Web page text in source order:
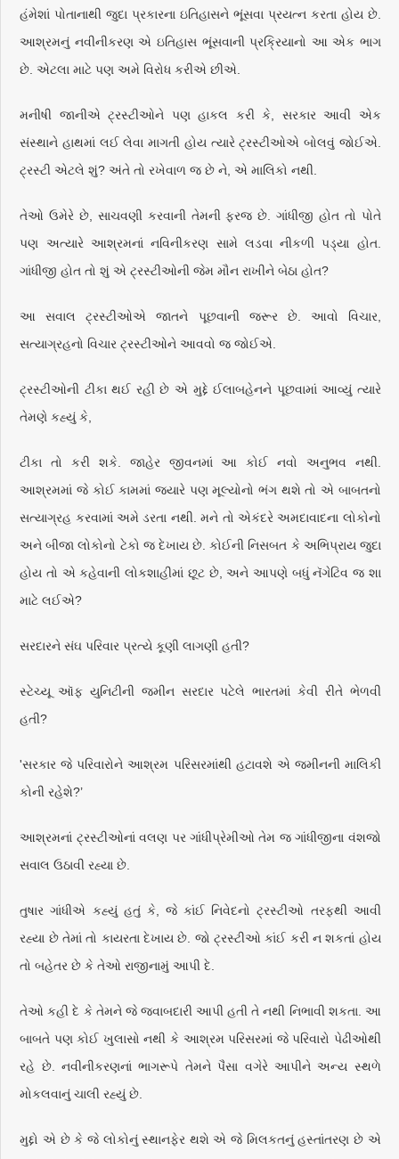
હંમેશાં પોતાનાથી જુદા પ્રકારના ઇતિહાસને ભૂંસવા પ્રયત્ન કરતા હોય છે.
આશ્રમનું નવીનીકરણ એ ઇતિહાસ ભૂંસવાની પ્રક્રિયાનો આ એક ભાગ
છે. એટલા માટે પણ અમે વિરોધ કરીએ છીએ.
મનીષી જાનીએ ટ્રસ્ટીઓને પણ હાકલ કરી કે, સરકાર આવી એક
સંસ્થાને હાથમાં લઈ લેવા માગતી હોય ત્યારે ટ્રસ્ટીઓએ બોલવું જોઈએ.
ટ્રસ્ટી એટલે શું? અંતે તો રખેવાળ જ છે ને, એ માલિકો નથી.
તેઓ ઉમેરે છે, સાચવણી કરવાની તેમની ફરજ છે. ગાંધીજી હોત તો પોતે
પણ અત્યારે આશ્રમનાં નવિનીકરણ સામે લડવા નીકળી પડ્યા હોત.
ગાંધીજી હોત તો શું એ ટ્રસ્ટીઓની જેમ મૌન રાખીને બેઠા હોત?
આ સવાલ ટ્રસ્ટીઓએ જાતને પૂછવાની જરૂર છે. આવો વિચાર,
સત્યાગ્રહનો વિચાર ટ્રસ્ટીઓને આવવો જ જોઈએ.
ટ્રસ્ટીઓની ટીકા થઈ રહી છે એ મુદ્દે ઈલાબહેનને પૂછવામાં આવ્યું ત્યારે
તેમણે કહ્યું કે,
ટીકા તો કરી શકે. જાહેર જીવનમાં આ કોઈ નવો અનુભવ નથી.
આશ્રમમાં જે કોઈ કામમાં જ્યારે પણ મૂલ્યોનો ભંગ થશે તો એ બાબતનો
સત્યાગ્રહ કરવામાં અમે ડરતા નથી. મને તો એકંદરે અમદાવાદના લોકોનો
અને બીજા લોકોનો ટેકો જ દેખાય છે. કોઈની નિસબત કે અભિપ્રાય જુદા
હોય તો એ કહેવાની લોકશાહીમાં છૂટ છે, અને આપણે બધું નૅગેટિવ જ શા
માટે લઈએ?
સરદારને સંઘ પરિવાર પ્રત્યે કૂણી લાગણી હતી?
સ્ટેચ્યૂ ઑફ યુનિટીની જમીન સરદાર પટેલે ભારતમાં કેવી રીતે ભેળવી
હતી?
'સરકાર જે પરિવારોને આશ્રમ પરિસરમાંથી હટાવશે એ જમીનની માલિકી
કોની રહેશે?’
આશ્રમનાં ટ્રસ્ટીઓનાં વલણ પર ગાંધીપ્રેમીઓ તેમ જ ગાંધીજીના વંશજો
સવાલ ઉઠાવી રહ્યા છે.
તુષાર ગાંધીએ કહ્યું હતું કે, જે કાંઈ નિવેદનો ટ્રસ્ટીઓ તરફથી આવી
રહ્યા છે તેમાં તો કાયરતા દેખાય છે. જો ટ્રસ્ટીઓ કાંઈ કરી ન શકતાં હોય
તો બહેતર છે કે તેઓ રાજીનામું આપી દે.
તેઓ કહી દે કે તેમને જે જવાબદારી આપી હતી તે નથી નિભાવી શકતા. આ
બાબતે પણ કોઈ ખુલાસો નથી કે આશ્રમ પરિસરમાં જે પરિવારો પેઢીઓથી
રહે છે. નવીનીકરણનાં ભાગરૂપે તેમને પૈસા વગેરે આપીને અન્ય સ્થળે
મોકલવાનું ચાલી રહ્યું છે.
મુદ્દો એ છે કે જે લોકોનું સ્થાનફેર થશે એ જે મિલકતનું હસ્તાંતરણ છે એ